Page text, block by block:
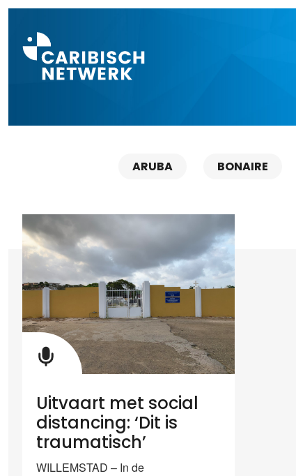
ARUBA BONAIRE
Uitvaart met social
distancing: ‘Dit is
traumatisch’
WILLEMSTAD – In de